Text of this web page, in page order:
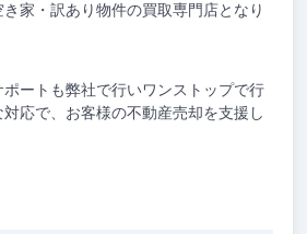
家・訳あり物件の買取専門店となり
ートも弊社で行いワンストップで行
応で、お客様の不動産売却を支援し